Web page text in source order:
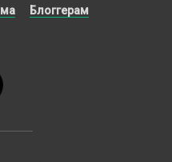
Блоггерам